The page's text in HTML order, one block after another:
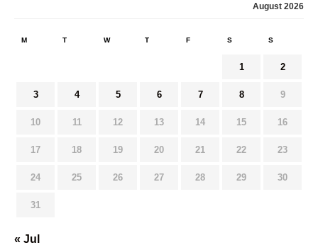
August 2026
M T W T F S S
1 2
3 4 5 6 7 8 9
10 11 12 13 14 15 16
17 18 19 20 21 22 23
24 25 26 27 28 29 30
31
« Jul